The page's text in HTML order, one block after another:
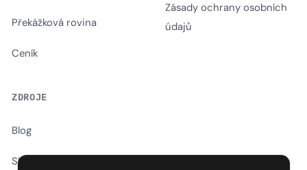
Překážková rovina
Ceník
ZDROJE
Blog
Slovník
Zásady ochrany osobních
údajů